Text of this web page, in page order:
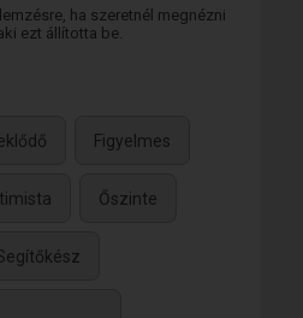
ha szeretnél megnézni
ezt állította be.
Figyelmes
Őszinte